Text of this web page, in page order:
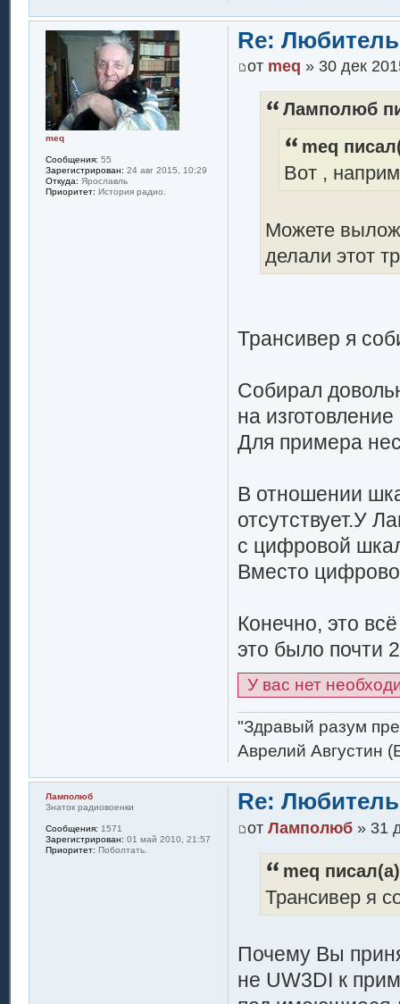
Re:
от meq » 30 дек
Ламполюб
meq
Вот ,
Можете
делали этот
Трансивер я
Собирал
на
Для примера
В отношении
отсутствует.У
с цифровой
Вместо
Конечно, это
это было почти
У вас нет
"Здравый разум
Аврелий Августин
meq
Сообщения: 55
Зарегистрирован: 24 авг 2015, 10:29
Откуда: Ярославль
Приоритет: История радио.
Re:
от Ламполюб» 31
meq
Трансивер я
Почему Вы
не UW3DI к
Ламполюб
Знаток радиовоенки
Сообщения: 1571
Зарегистрирован: 01 май 2010, 21:57
Приоритет: Поболтать.